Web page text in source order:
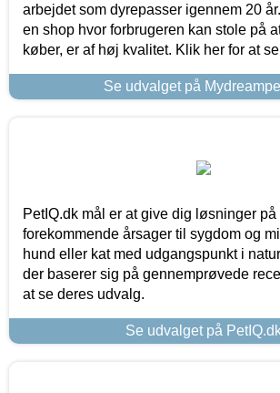
arbejdet som dyrepasser igennem 20
en shop hvor forbrugeren kan stole på
køber, er af høj kvalitet. Klik her for at
Se udvalget på
PetIQ.dk mål er at give dig løsninger på
forekommende årsager til sygdom og
hund eller kat med udgangspunkt i
der baserer sig på gennemprøvede
at se deres udvalg.
Se udvalget på